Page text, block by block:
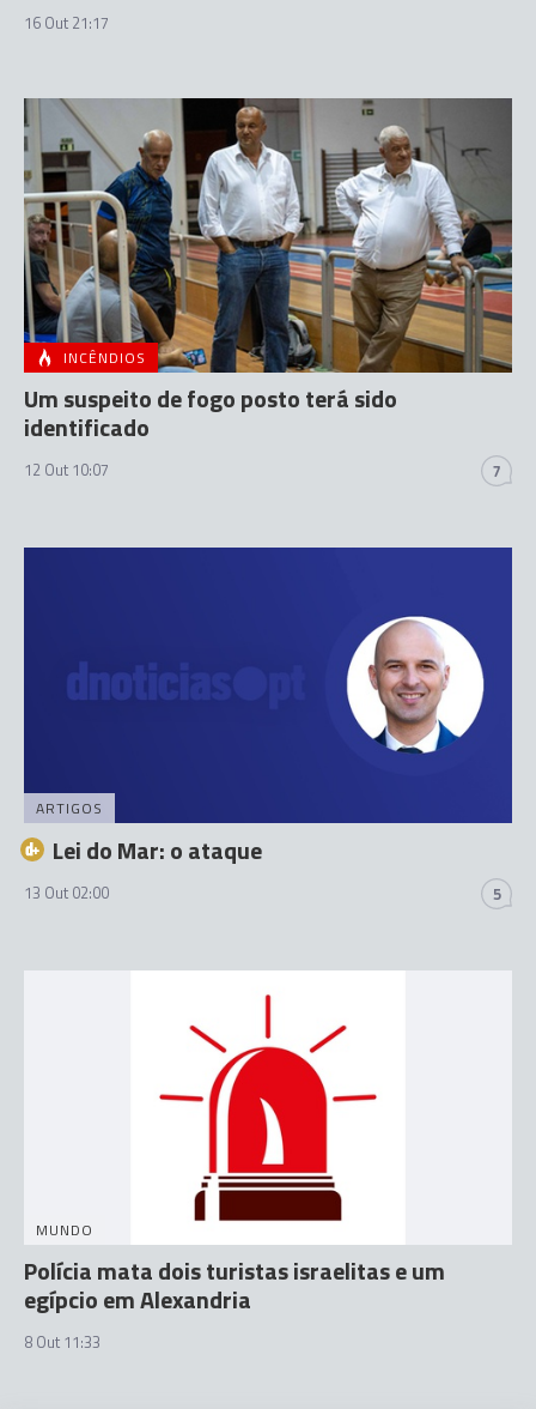
16 Out 21:17
INCÊNDIOS
Um suspeito de fogo posto terá sido
identificado
12 Out 10:07 7
ARTIGOS
Lei do Mar: o ataque
13 Out 02:00 5
MUNDO
Polícia mata dois turistas israelitas e um
egípcio em Alexandria
8 Out 11:33